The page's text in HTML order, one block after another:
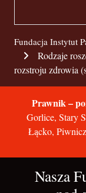
Fundacja Instytut
Rodzaje
rozstroju zdrowia
Prawnik –
Gorlice, Stary
Łącko,
Nasza